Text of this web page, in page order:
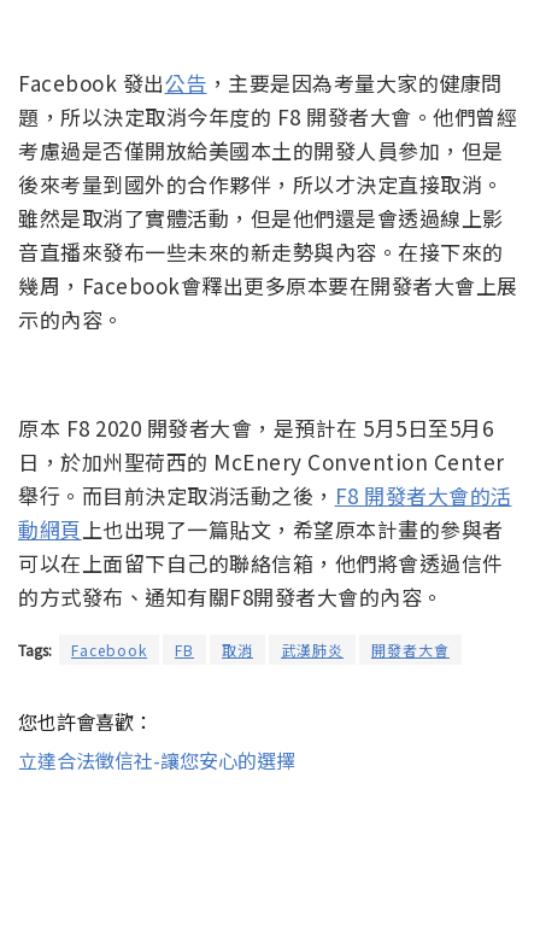
Facebook 發出公告 ，主要是因為考量大家的健康問
題，所以決定取消今年度的 F8 開發者大會。他們曾經
考慮過是否僅開放給美國本土的開發人員參加，但是
後來考量到國外的合作夥伴，所以才決定直接取消。
雖然是取消了實體活動，但是他們還是會透過線上影
音直播來發布一些未來的新走勢與內容。在接下來的
幾周，Facebook會釋出更多原本要在開發者大會上展
示的內容。
原本 F8 2020 開發者大會，是預計在 5月5日至5月6
日，於加州聖荷西的 McEnery Convention Center
舉行。而目前決定取消活動之後， F8 開發者大會的活
動網頁上也出現了一篇貼文，希望原本計畫的參與者
可以在上面留下自己的聯絡信箱，他們將會透過信件
的方式發布、通知有關F8開發者大會的內容。
Tags: Facebook FB 取消 武漢肺炎 開發者大會
您也許會喜歡：
立達合法徵信社-讓您安心的選擇